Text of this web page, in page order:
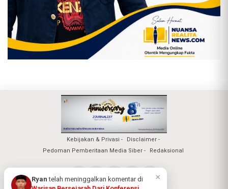
Kebijakan & Privasi
Disclaimer
Pedoman Pemberitaan Media Siber
Redaksional